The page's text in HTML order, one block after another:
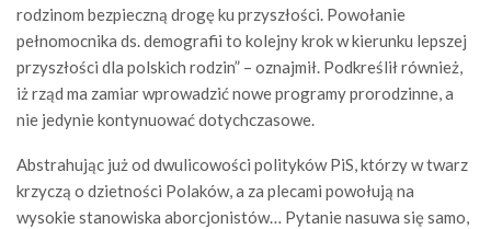
rodzinom bezpieczną drogę ku przyszłości. Powołanie
pełnomocnika ds. demografii to kolejny krok w kierunku lepszej
przyszłości dla polskich rodzin” – oznajmił. Podkreślił również,
iż rząd ma zamiar wprowadzić nowe programy prorodzinne, a
nie jedynie kontynuować dotychczasowe.
Abstrahując już od dwulicowości polityków PiS, którzy w twarz
krzyczą o dzietności Polaków, a za plecami powołują na
wysokie stanowiska aborcjonistów… Pytanie nasuwa się samo,